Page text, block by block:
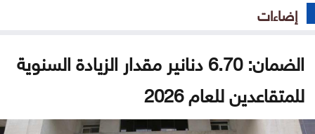
إضاءات
الضمان: 6.70 دنانير مقدار الزيادة السنوية
للمتقاعدين للعام 2026